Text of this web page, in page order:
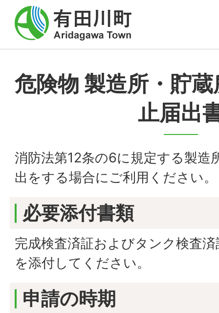
危険物 製造所・貯
止届出
消防法第12条の6に規定する製造
出をする場合にご利用ください。
必要添付書類
完成検査済証およびタンク検査
を添付してください。
申請の時期